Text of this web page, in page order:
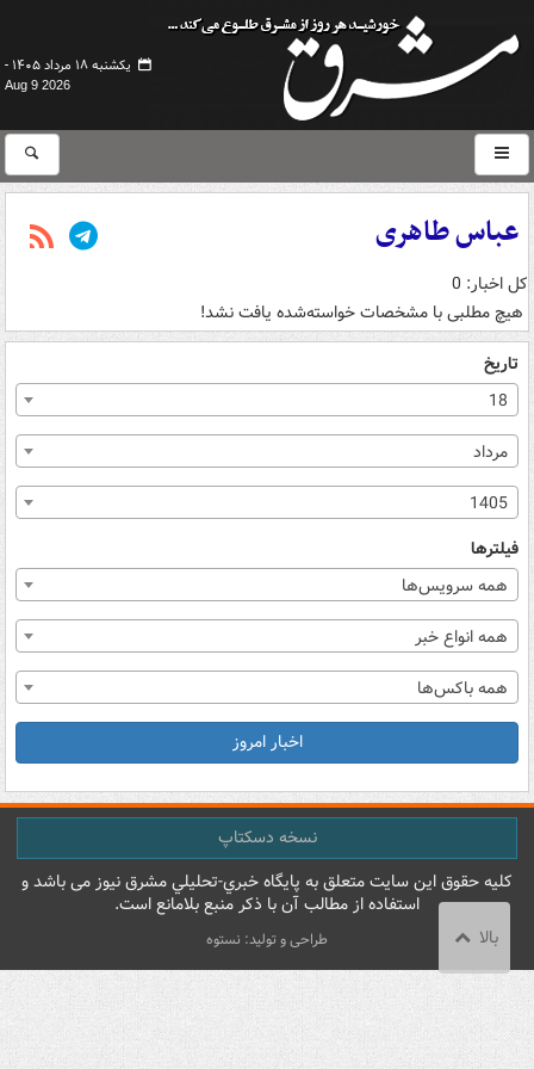
یکشنبه ۱۸ مرداد ۱۴۰۵ -
Aug 9 2026
عباس طاهری
کل اخبار: 0
هیچ مطلبی با مشخصات خواسته‌شده یافت نشد!
تاریخ
18
مرداد
1405
فیلترها
همه سرویس‌ها
همه انواع خبر
همه باکس‌ها
اخبار امروز
نسخه دسکتاپ
کليه حقوق اين سايت متعلق به پایگاه خبري-تحليلي مشرق نيوز می باشد و
استفاده از مطالب آن با ذکر منبع بلامانع است.
طراحی و تولید: نستوه بالا